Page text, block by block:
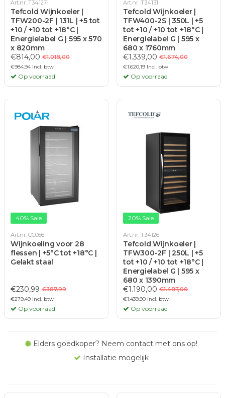
Art.nr. T34127
Tefcold Wijnkoeler |
TFW200-2F | 131L | +5 tot
+10 / +10 tot +18°C |
Energielabel G | 595 x 570
x 820mm
€814,00 €1.018,00
€984,94 Incl. btw
Op voorraad
Art.nr. T34131
Tefcold Wijnkoeler |
TFW400-2S | 350L | +5
tot +10 / +10 tot +18°C |
Energielabel G | 595 x
680 x 1760mm
€1.339,00 €1.674,00
€1.620,19 Incl. btw
Op voorraad
40% Sale
Art.nr. CC066
Wijnkoeling voor 28
flessen | +5°C tot +18°C |
Gelakt staal
€230,99 €387,99
€279,49 Incl. btw
Op voorraad
20% Sale
Art.nr. T34126
Tefcold Wijnkoeler |
TFW300-2F | 250L | +5
tot +10 / +10 tot +18°C |
Energielabel G | 595 x
680 x 1390mm
€1.190,00 €1.487,00
€1.439,90 Incl. btw
Op voorraad
Elders goedkoper? Neem contact met ons op!
Installatie mogelijk